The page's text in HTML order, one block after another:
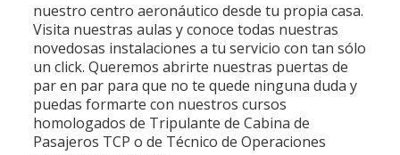
nuestro centro aeronáutico desde tu propia casa.
Visita nuestras aulas y conoce todas nuestras
novedosas instalaciones a tu servicio con tan sólo
un click. Queremos abrirte nuestras puertas de
par en par para que no te quede ninguna duda y
puedas formarte con nuestros cursos
homologados de Tripulante de Cabina de
Pasajeros TCP o de Técnico de Operaciones